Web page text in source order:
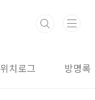
위치로그 방명록